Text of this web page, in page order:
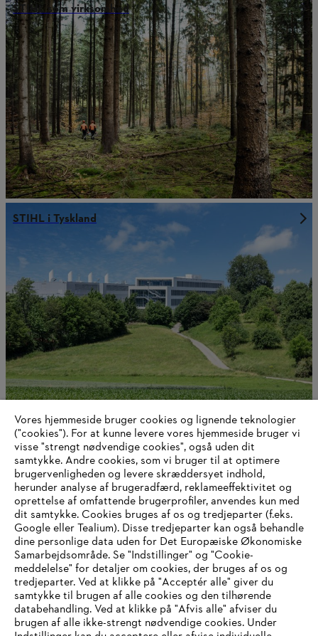
STIHL som virksomhed
STIHL i Tyskland
Virksomhedsledelse og organisation
Information til leverandører
Produkter
Kontakt
Karriere
Whistleblower-system
Vores hjemmeside bruger cookies og lignende teknologier
("cookies"). For at kunne levere vores hjemmeside bruger vi
visse "strengt nødvendige cookies", også uden dit
samtykke. Andre cookies, som vi bruger til at optimere
brugervenligheden og levere skræddersyet indhold,
herunder analyse af brugeradfærd, reklameeffektivitet og
oprettelse af omfattende brugerprofiler, anvendes kun med
dit samtykke. Cookies bruges af os og tredjeparter (f.eks.
Google eller Tealium). Disse tredjeparter kan også behandle
dine personlige data uden for Det Europæiske Økonomiske
Samarbejdsområde. Se "Indstillinger" og "Cookie-
meddelelse" for detaljer om cookies, der bruges af os og
tredjeparter. Ved at klikke på "Acceptér alle" giver du
samtykke til brugen af alle cookies og den tilhørende
databehandling. Ved at klikke på "Afvis alle" afviser du
brugen af alle ikke-strengt nødvendige cookies. Under